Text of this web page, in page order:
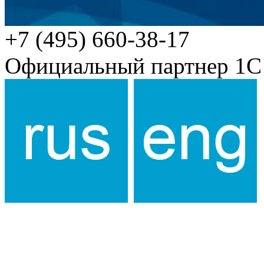
+7 (495) 660-38-17
Официальный партнер 1С